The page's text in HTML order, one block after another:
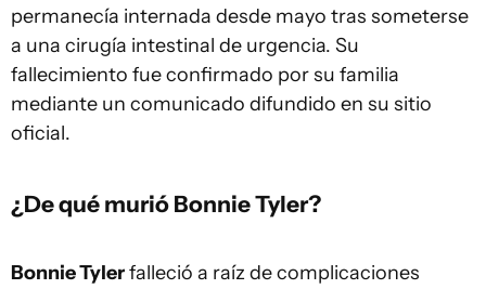
permanecía internada desde mayo tras someterse
a una cirugía intestinal de urgencia. Su
fallecimiento fue confirmado por su familia
mediante un comunicado difundido en su sitio
oficial.
¿De qué murió Bonnie Tyler?
Bonnie Tylerfalleció a raíz de complicaciones